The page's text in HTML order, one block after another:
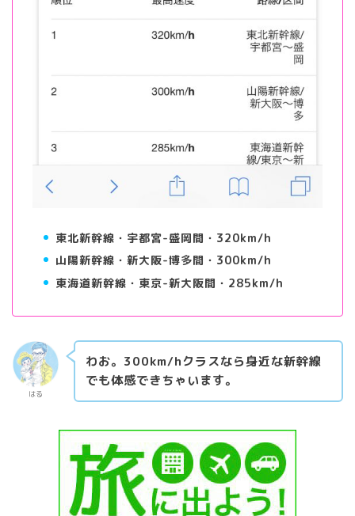
東北新幹線・宇都宮-盛岡間・320km/h
山陽新幹線・新大阪-博多間・300km/h
東海道新幹線・東京-新大阪間・285km/h
はる
わお。300km/hクラスなら身近な新幹線
でも体感できちゃいます。